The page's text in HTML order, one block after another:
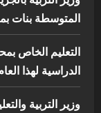
5
المتوسطة بنات
التعليم الخاص
الدراسية لهذا العام
وزير التربية